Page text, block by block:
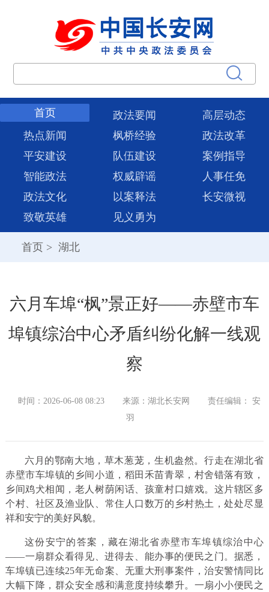
首页 政法要闻
高层动态
热点新闻
枫桥经验
政法改革
平安建设
队伍建设
案例指导
智能政法
权威辟谣
人事任免
政法文化
以案释法
长安微视
致敬英雄
见义勇为
首页 > 湖北
六月车埠“枫”景正好——赤壁市车
埠镇综治中心矛盾纠纷化解一线观
察
时间：2026-06-08 08:23 来源：湖北长安网
责任编辑： 安
羽
六月的鄂南大地，草木葱茏，生机盎然。行走在湖北省
赤壁市车埠镇的乡间小道，稻田禾苗青翠，村舍错落有致，
乡间鸡犬相闻，老人树荫闲话、孩童村口嬉戏。这片辖区多
个村、社区及渔业队、常住人口数万的乡村热土，处处尽显
祥和安宁的美好风貌。
这份安宁的答案，藏在湖北省赤壁市车埠镇综治中心
——一扇群众看得见、进得去、能办事的便民之门。据悉，
车埠镇已连续25年无命案、无重大刑事案件，治安警情同比
大幅下降，群众安全感和满意度持续攀升。一扇小小便民之